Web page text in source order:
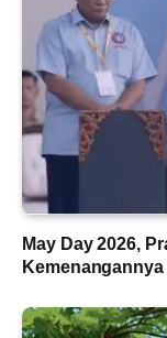
May Day 2026,
Kemenangannya